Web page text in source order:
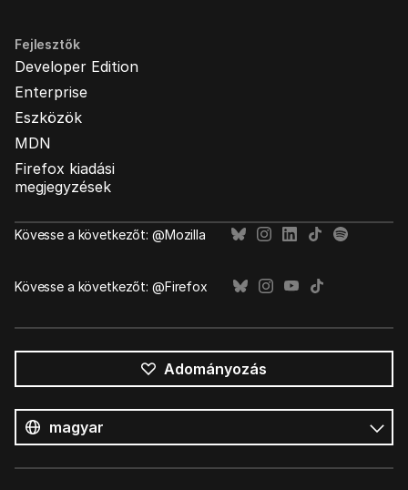
Fejlesztők
Developer Edition
Enterprise
Eszközök
MDN
Firefox kiadási
megjegyzések
Kövesse a következőt: @Mozilla
Kövesse a következőt: @Firefox
Adományozás
nyelv
Nyelv